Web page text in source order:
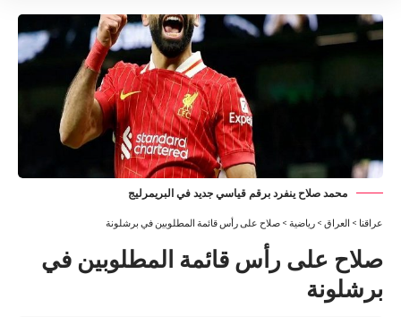
محمد صلاح ينفرد برقم قياسي جديد في البريمرليج
عراقنا > العراق > رياضية > صلاح على رأس قائمة المطلوبين في برشلونة
صلاح على رأس قائمة المطلوبين في
برشلونة